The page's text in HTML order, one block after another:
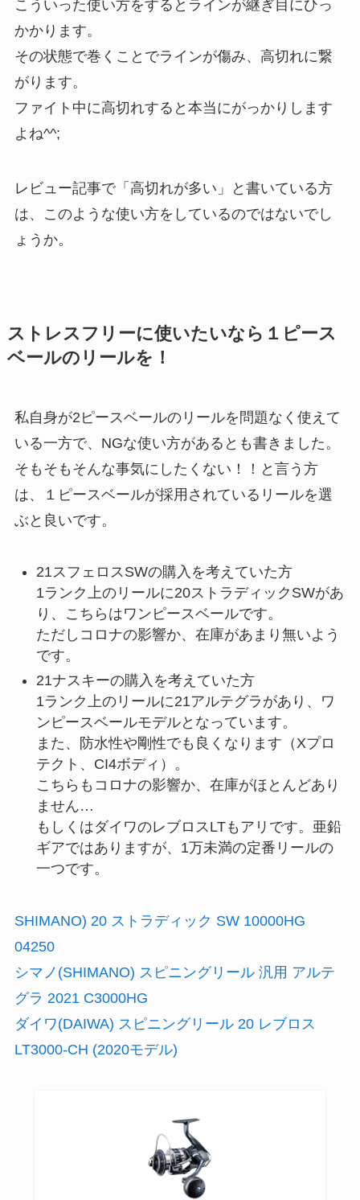
こういった使い方をするとラインが継ぎ目にひっ
かかります。
その状態で巻くことでラインが傷み、高切れに繋
がります。
ファイト中に高切れすると本当にがっかりします
よね^^;
レビュー記事で「高切れが多い」と書いている方
は、このような使い方をしているのではないでし
ょうか。
ストレスフリーに使いたいなら１ピース
ベールのリールを！
私自身が2ピースベールのリールを問題なく使えて
いる一方で、NGな使い方があるとも書きました。
そもそもそんな事気にしたくない！！と言う方
は、１ピースベールが採用されているリールを選
ぶと良いです。
21スフェロスSWの購入を考えていた方
1ランク上のリールに20ストラディックSWがあ
り、こちらはワンピースベールです。
ただしコロナの影響か、在庫があまり無いよう
です。
21ナスキーの購入を考えていた方
1ランク上のリールに21アルテグラがあり、ワ
ンピースベールモデルとなっています。
また、防水性や剛性でも良くなります（Xプロ
テクト、CI4ボディ）。
こちらもコロナの影響か、在庫がほとんどあり
ません…
もしくはダイワのレブロスLTもアリです。亜鉛
ギアではありますが、1万未満の定番リールの
一つです。
SHIMANO) 20 ストラディック SW 10000HG
04250
シマノ(SHIMANO) スピニングリール 汎用 アルテ
グラ 2021 C3000HG
ダイワ(DAIWA) スピニングリール 20 レブロス
LT3000-CH (2020モデル)